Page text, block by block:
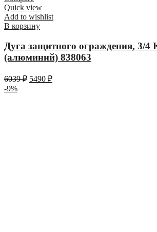
Quick view
Add to wishlist
В корзину
Дуга защитного ограждения, 3/4
(алюминий) 838063
6039₽ 5490 ₽
-9%